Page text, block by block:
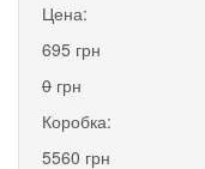
Цена:
695 грн
0 грн
Коробка:
5560 грн